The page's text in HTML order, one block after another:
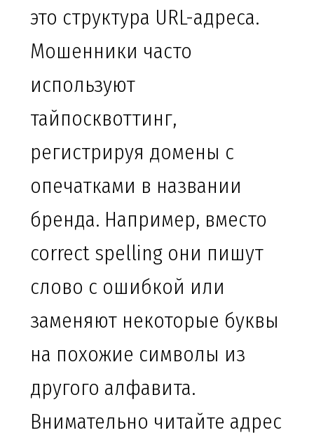
это структура URL-адреса.
Мошенники часто
используют
тайпосквоттинг,
регистрируя домены с
опечатками в названии
бренда. Например, вместо
correct spelling они пишут
слово с ошибкой или
заменяют некоторые буквы
на похожие символы из
другого алфавита.
Внимательно читайте адрес